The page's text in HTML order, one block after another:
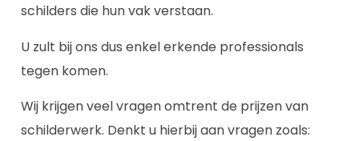
schilders die hun vak verstaan.
U zult bij ons dus enkel erkende professionals
tegen komen.
Wij krijgen veel vragen omtrent de prijzen van
schilderwerk. Denkt u hierbij aan vragen zoals: